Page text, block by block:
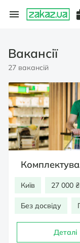
Вакансії
27 вакансій
Київ 27 000
Без досвіду
Деталі